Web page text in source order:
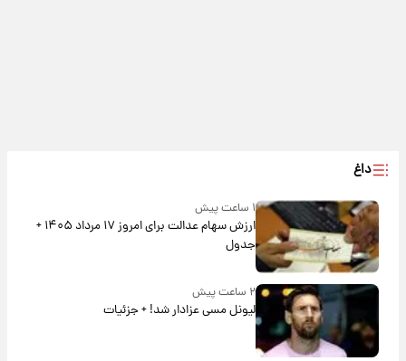
داغ
۱ ساعت پیش
ارزش سهام عدالت برای امروز ۱۷ مرداد ۱۴۰۵ +
جدول
۲ ساعت پیش
لیونل مسی عزادار شد! + جزئیات